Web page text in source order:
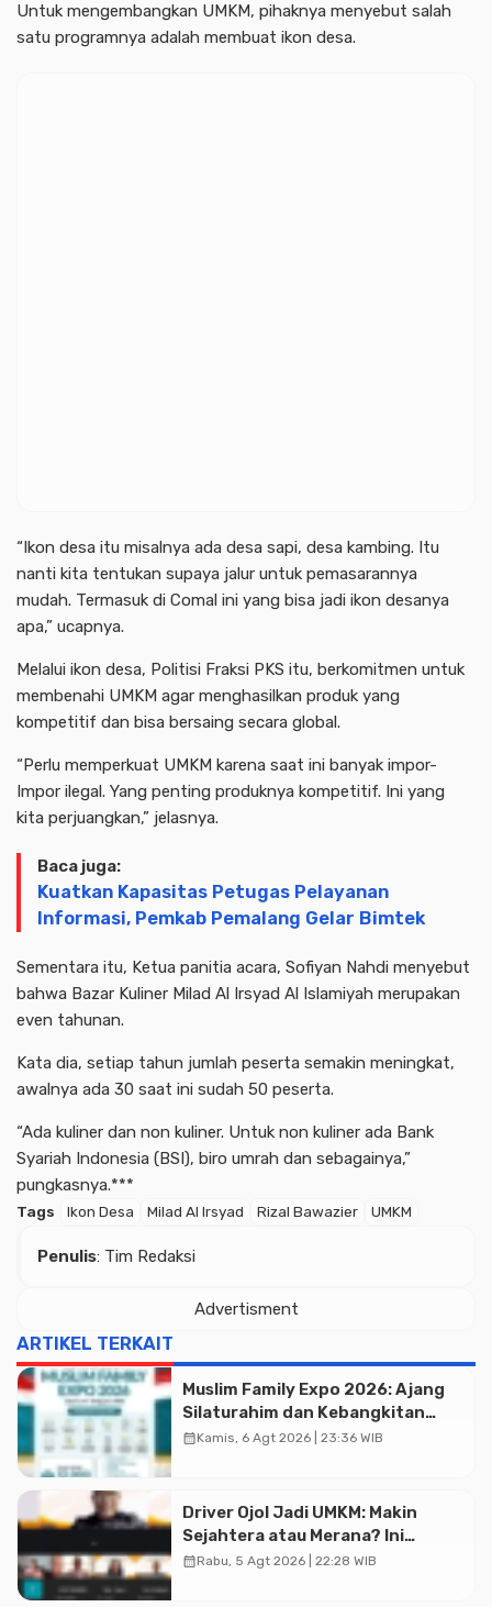
Untuk mengembangkan UMKM, pihaknya menyebut salah
satu programnya adalah membuat ikon desa.
“Ikon desa itu misalnya ada desa sapi, desa kambing. Itu
nanti kita tentukan supaya jalur untuk pemasarannya
mudah. Termasuk di Comal ini yang bisa jadi ikon desanya
apa,” ucapnya.
Melalui ikon desa, Politisi Fraksi PKS itu, berkomitmen untuk
membenahi UMKM agar menghasilkan produk yang
kompetitif dan bisa bersaing secara global.
“Perlu memperkuat UMKM karena saat ini banyak impor-
Impor ilegal. Yang penting produknya kompetitif. Ini yang
kita perjuangkan,” jelasnya.
Baca juga:
Kuatkan Kapasitas Petugas Pelayanan
Informasi, Pemkab Pemalang Gelar Bimtek
Sementara itu, Ketua panitia acara, Sofiyan Nahdi menyebut
bahwa Bazar Kuliner Milad Al Irsyad Al Islamiyah merupakan
even tahunan.
Kata dia, setiap tahun jumlah peserta semakin meningkat,
awalnya ada 30 saat ini sudah 50 peserta.
“Ada kuliner dan non kuliner. Untuk non kuliner ada Bank
Syariah Indonesia (BSI), biro umrah dan sebagainya,”
pungkasnya.***
Tags Ikon Desa Milad Al Irsyad Rizal Bawazier UMKM
Penulis: Tim Redaksi
Advertisment
ARTIKEL TERKAIT
Muslim Family Expo 2026: Ajang
Silaturahim dan Kebangkitan
Ekonomi Halal di Jakarta
calendar_monthKamis, 6 Agt 2026 | 23:36 WIB
Driver Ojol Jadi UMKM: Makin
Sejahtera atau Merana? Ini
Temuan Diskusi Paramadina
calendar_monthRabu, 5 Agt 2026 | 22:28 WIB